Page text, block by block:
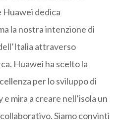
Huawei dedica
la nostra intenzione di
attraverso
Huawei ha scelto la
per lo sviluppo di
mira a creare nell’isola un
Siamo convinti